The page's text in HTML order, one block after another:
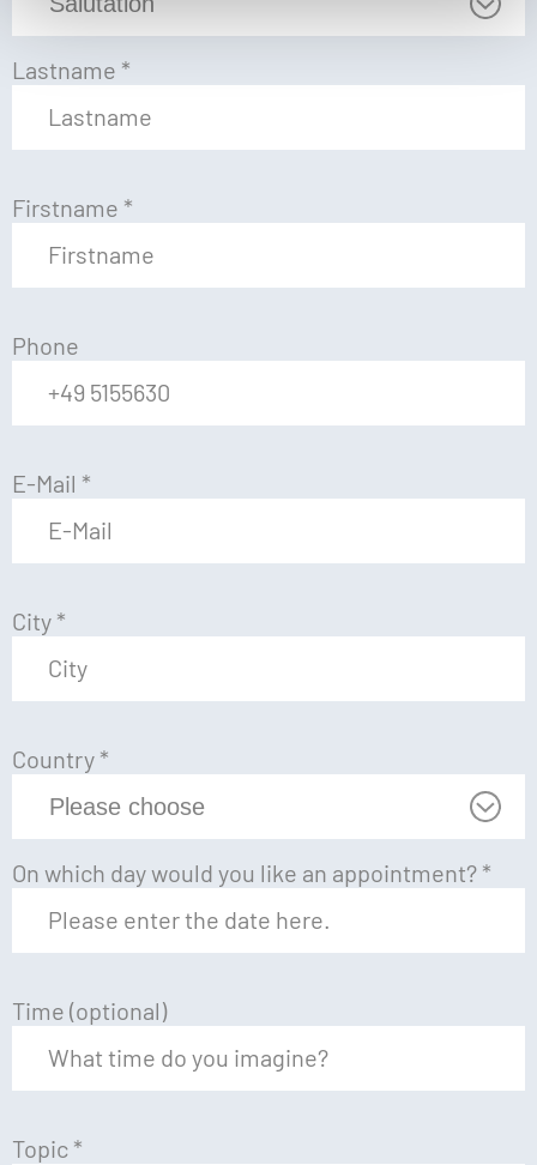
Lastname *
Firstname *
Phone
E-Mail *
City *
Country *
On which day would you like an appointment? *
Time (optional)
Topic *